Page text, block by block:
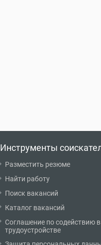
Инструменты
Разместить резюме
Найти работу
Поиск вакансий
Каталог вакансий
Соглашение по содействию в
трудоустройстве